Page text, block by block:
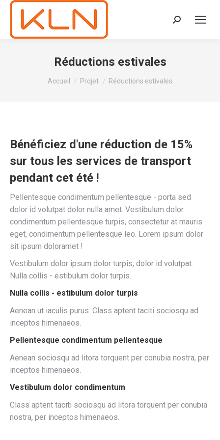
Recherche
Réductions estivales
Vous êtes ici :
Accueil Projet Réductions estivales
Bénéficiez d'une réduction de 15%
sur tous les services de transport
pendant cet été !
Pellentesque condimentum pellentesque - porta sed
dolor id volutpat dolor nulla amet. Vestibulum dolor
condimentum pellentesque turpis, consectetur at mauris
eget, condimentum pellentesque leo. Lorem ipsum dolor
sit ipsum doloramet !
Vestibulum dolor ipsum dolor turpis, dolor id volutpat.
Nulla collis - estibulum dolor turpis.
Nulla collis - estibulum dolor turpis
Aenean ut iaculis purus. Class aptent taciti sociosqu ad
inceptos himenaeos.
Pellentesque condimentum pellentesque
Aenean sociosqu ad litora torquent per conubia nostra, per
inceptos himenaeos.
Vestibulum dolor condimentum
Class aptent taciti sociosqu ad litora torquent per conubia
nostra, per inceptos himenaeos.